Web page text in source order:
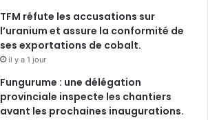
TFM réfute les accusations sur
l’uranium et assure la conformité de
ses exportations de cobalt.
il y a 1 jour
Fungurume : une délégation
provinciale inspecte les chantiers
avant les prochaines inaugurations.